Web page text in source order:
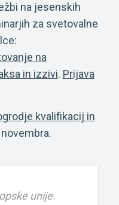
na jesenskih
za svetovalne
na
in izzivi. Prijava
kvalifikacij in
unije.